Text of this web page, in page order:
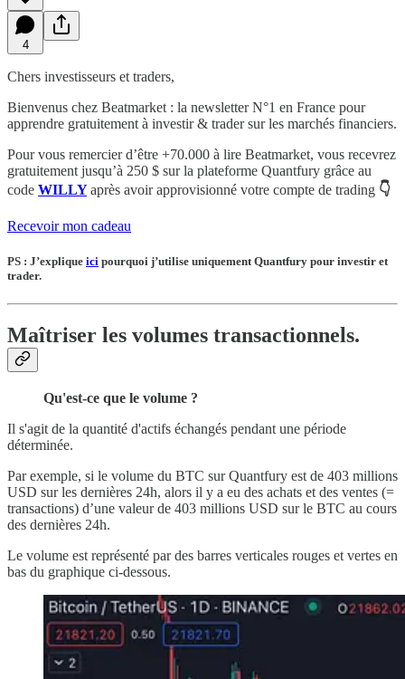
4
Chers investisseurs et traders,
Bienvenus chez Beatmarket : la newsletter N°1 en France pour
apprendre gratuitement à investir & trader sur les marchés financiers.
Pour vous remercier d’être +70.000 à lire Beatmarket, vous recevrez
gratuitement jusqu’à 250 $ sur la plateforme Quantfury grâce au
code WILLY après avoir approvisionné votre compte de trading 👇
Recevoir mon cadeau
PS : J’explique ici pourquoi j’utilise uniquement Quantfury pour investir et
trader.
Maîtriser les volumes transactionnels.
Qu'est-ce que le volume ?
Il s'agit de la quantité d'actifs échangés pendant une période
déterminée.
Par exemple, si le volume du BTC sur Quantfury est de 403 millions
USD sur les dernières 24h, alors il y a eu des achats et des ventes (=
transactions) d’une valeur de 403 millions USD sur le BTC au cours
des dernières 24h.
Le volume est représenté par des barres verticales rouges et vertes en
bas du graphique ci-dessous.